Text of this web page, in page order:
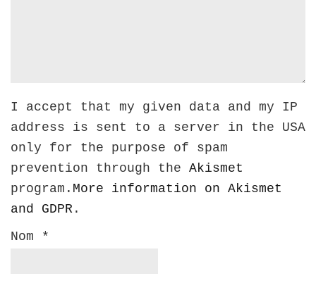
I accept that my given data and my IP
address is sent to a server in the USA
only for the purpose of spam
prevention through the Akismet
program. More information on Akismet
and GDPR .
Nom *